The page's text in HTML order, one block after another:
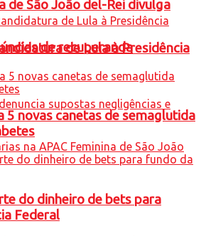
de São João del-Rei divulga
de recuperanda
de Lula à Presidência
5 novas canetas de semaglutida
do dinheiro de bets para
Federal